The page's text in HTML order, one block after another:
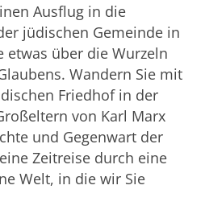
Ausflug in die
jüdischen Gemeinde in
etwas über die Wurzeln
Wandern Sie mit
Friedhof in der
von Karl Marx
und Gegenwart der
Zeitreise durch eine
Welt, in die wir Sie